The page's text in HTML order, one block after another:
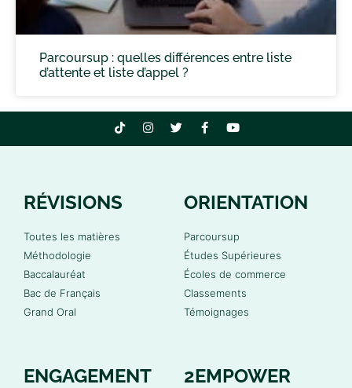
Parcoursup : quelles différences entre liste
d’attente et liste d’appel ?
RÉVISIONS
Toutes les matières
Méthodologie
Baccalauréat
Bac de Français
Grand Oral
ORIENTATION
Parcoursup
Études Supérieures
Écoles de commerce
Classements
Témoignages
ENGAGEMENT 2EMPOWER